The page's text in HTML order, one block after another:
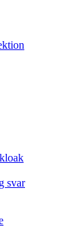
svar